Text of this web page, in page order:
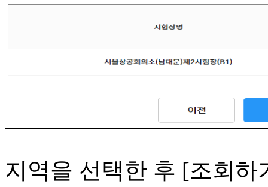
지역을 선택한 후 [조회